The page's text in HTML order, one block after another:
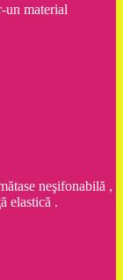
un material
neşifonabilă ,
elastică .